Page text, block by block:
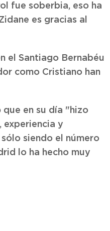
fue soberbia, eso ha
es gracias al
el Santiago Bernabéu
como Cristiano han
en su día "hizo
experiencia y
siendo el número
lo ha hecho muy